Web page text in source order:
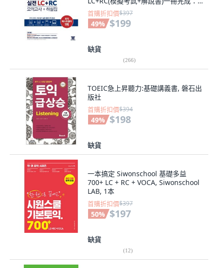
即使是TOEIC初學者也能毫無負擔地完
成2週的實戰訓練, 駭客語言學院
首購折扣價$397
49% $199
缺貨
(266)
TOEIC急上昇聽力:基礎講義書, 磐石出
版社
首購折扣價$394
49% $198
缺貨
一本搞定 Siwonschool 基礎多益
700+ LC + RC + VOCA, Siwonschool
LAB, 1本
首購折扣價$397
50% $197
缺貨
(12)